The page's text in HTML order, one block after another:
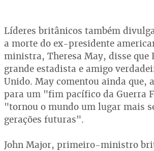
Líderes britânicos também
a morte do ex-presidente
ministra, Theresa May, disse que
grande estadista e amigo
Unido. May comentou ainda que,
para um "fim pacífico da Guerra
"tornou o mundo um lugar mais
gerações futuras".
John Major, primeiro-ministro